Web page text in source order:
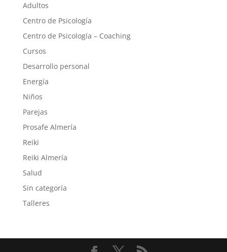
Adultos
Centro de Psicología
Centro de Psicología – Coaching
Cursos
Desarrollo personal
Energía
Niños
Parejas
Prosafe Almería
Reiki
Reiki Almería
Salud
Sin categoría
Talleres